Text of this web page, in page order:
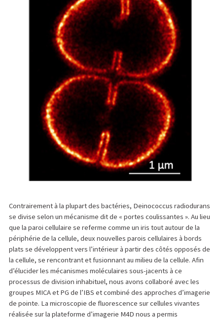
Contrairement à la plupart des bactéries, Deinococcus radiodurans
se divise selon un mécanisme dit de « portes coulissantes ». Au lieu
que la paroi cellulaire se referme comme un iris tout autour de la
périphérie de la cellule, deux nouvelles parois cellulaires à bords
plats se développent vers l’intérieur à partir des côtés opposés de
la cellule, se rencontrant et fusionnant au milieu de la cellule. Afin
d’élucider les mécanismes moléculaires sous-jacents à ce
processus de division inhabituel, nous avons collaboré avec les
groupes MICA et PG de l’IBS et combiné des approches d’imagerie
de pointe. La microscopie de fluorescence sur cellules vivantes
réalisée sur la plateforme d’imagerie M4D nous a permis